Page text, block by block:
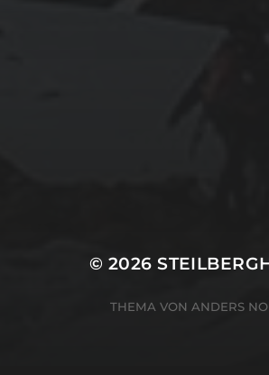
© 2026
THEMA VON ANDERS